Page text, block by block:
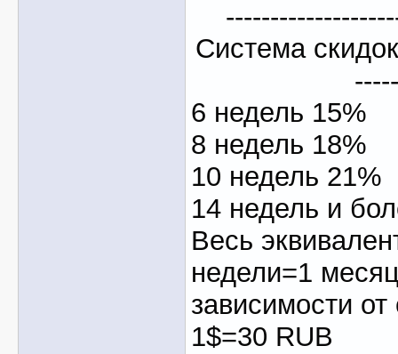
Система
6 недель 15%
8 недель 18%
10 недель 21%
14 недель и
Весь
недели=1
зависимости
1$=30 RUB